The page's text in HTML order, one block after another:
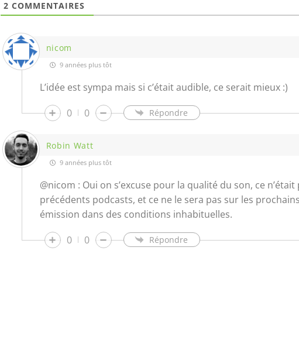
2 COMMENTAIRES
nicom
9 années plus tôt
L’idée est sympa mais si c’était audible, ce serait mieux :)
0
0 Répondre
Robin Watt
9 années plus tôt
@nicom : Oui on s’excuse pour la qualité du son, ce
précédents podcasts, et ce ne le sera pas sur les
émission dans des conditions inhabituelles.
0
0 Répondre